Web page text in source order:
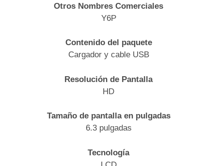
Otros Nombres Comerciales
Y6P
Contenido del paquete
Cargador y cable USB
Resolución de Pantalla
HD
Tamaño de pantalla en pulgadas
6.3 pulgadas
Tecnología